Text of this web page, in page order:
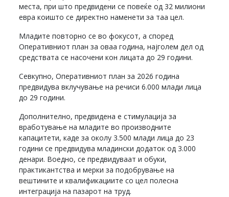
места, при што предвидени се повеќе од 32 милиони
евра коишто се директно наменети за таа цел.
Младите повторно се во фокусот, а според
Оперативниот план за оваа година, најголем дел од
средствата се насочени кон лицата до 29 години.
Севкупно, Оперативниот план за 2026 година
предвидува вклучување на речиси 6.000 млади лица
до 29 години.
Дополнително, предвидена е стимулација за
вработување на младите во производните
капацитети, каде за околу 3.500 млади лица до 23
години се предвидува младински додаток од 3.000
денари. Воедно, се предвидуваат и обуки,
практикантства и мерки за подобрување на
вештините и квалификациите со цел полесна
интеграција на пазарот на труд.